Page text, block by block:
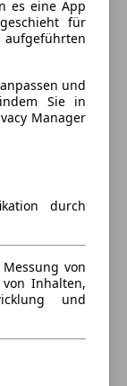
es eine App
für
und
Sie in
Manager
durch
von
Inhalten,
und